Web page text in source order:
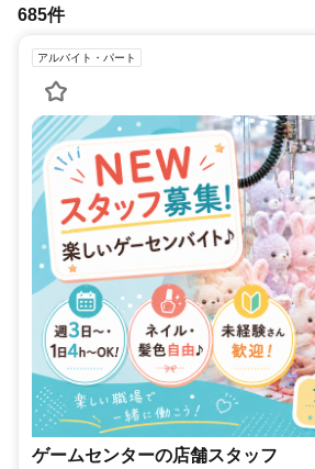
685件
アルバイト・パート
ゲームセンターの店舗スタッフ